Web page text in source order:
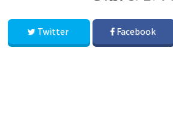
Twitter Facebook